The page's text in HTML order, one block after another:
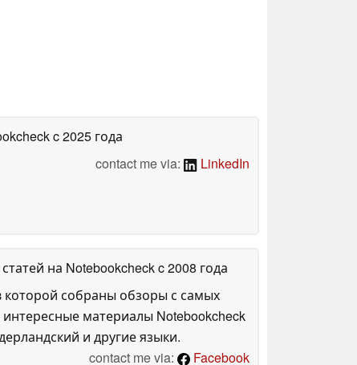
c 2025 года
contact me via:
LinkedIn
на Notebookcheckc 2008 года
собраны обзоры с самых
материалы Notebookcheck
и другие языки.
contact me via:
Facebook